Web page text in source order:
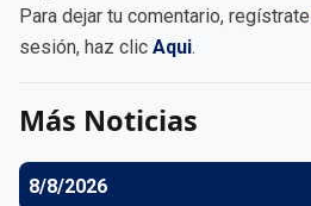
Para dejar tu comentario, regístrate
sesión, haz clic Aqui.
Más Noticias
8/8/2026